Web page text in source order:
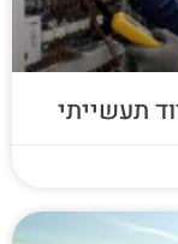
תעשייתי